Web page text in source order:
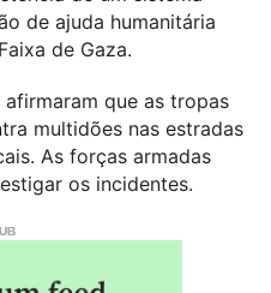
de ajuda humanitária
de Gaza.
afirmaram que as tropas
multidões nas estradas
As forças armadas
os incidentes.